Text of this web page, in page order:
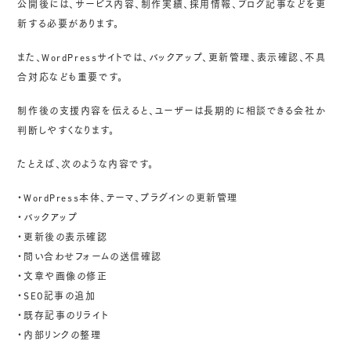
公開後には、サービス内容、制作実績、採用情報、ブログ記事などを更
新する必要があります。
また、WordPressサイトでは、バックアップ、更新管理、表示確認、不具
合対応なども重要です。
制作後の支援内容を伝えると、ユーザーは長期的に相談できる会社か
判断しやすくなります。
たとえば、次のような内容です。
・WordPress本体、テーマ、プラグインの更新管理
・バックアップ
・更新後の表示確認
・問い合わせフォームの送信確認
・文章や画像の修正
・SEO記事の追加
・既存記事のリライト
・内部リンクの整理